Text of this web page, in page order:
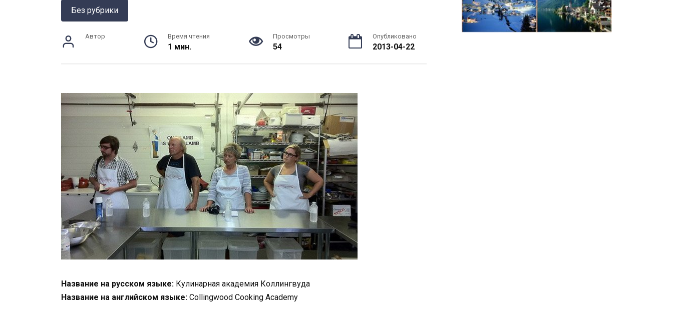
Без рубрики
Автор Время чтения
1 мин.
Просмотры
54
Опубликовано
2013-04-22
Название на русском языке: Кулинарная академия Коллингвуда
Название на английском языке: Collingwood Cooking Academy